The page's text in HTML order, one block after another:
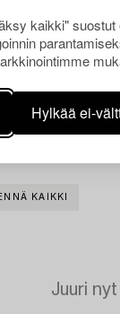
kaikki"
Hylkää ei-
KAIKKI
Juuri